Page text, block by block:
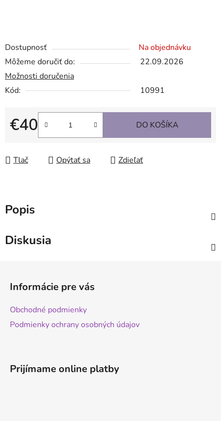
Dostupnosť
Na objednávku
Môžeme doručiť do:
22.09.2026
Možnosti doručenia
Kód:
10991
€40
Jednotková cena:
DO KOŠÍKA
Tlač Opýtať sa Zdieľať
Popis
Diskusia
Informácie pre vás
Obchodné podmienky
Podmienky ochrany osobných údajov
Prijímame online platby